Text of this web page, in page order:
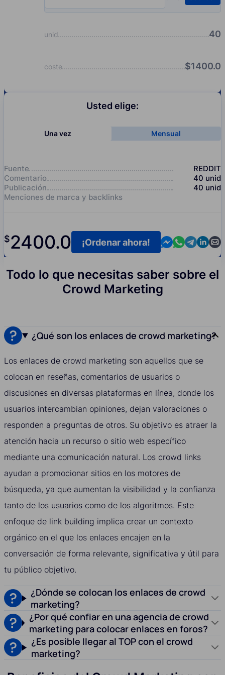
unid 40
coste $1400.0
Usted elige:
Una vez Mensual
Fuente
REDDIT
Comentario
40 unid
Publicación
40 unid
Menciones de marca y backlinks
$2400.0 Contact us in
Contact us
Contact
¡Ordenar ahora!
Todo lo que necesitas saber sobre el
Crowd Marketing
¿Qué son los enlaces de crowd marketing?
Los enlaces de crowd marketing son aquellos que se
colocan en reseñas, comentarios de usuarios o
discusiones en diversas plataformas en línea, donde los
usuarios intercambian opiniones, dejan valoraciones o
responden a preguntas de otros. Su objetivo es atraer la
atención hacia un recurso o sitio web específico
mediante una comunicación natural. Los crowd links
ayudan a promocionar sitios en los motores de
búsqueda, ya que aumentan la visibilidad y la confianza
tanto de los usuarios como de los algoritmos. Este
enfoque de link building implica crear un contexto
orgánico en el que los enlaces encajen en la
conversación de forma relevante, significativa y útil para
tu público objetivo.
¿Dónde se colocan los enlaces de crowd
marketing?
¿Por qué confiar en una agencia de crowd
marketing para colocar enlaces en foros?
¿Es posible llegar al TOP con el crowd
marketing?